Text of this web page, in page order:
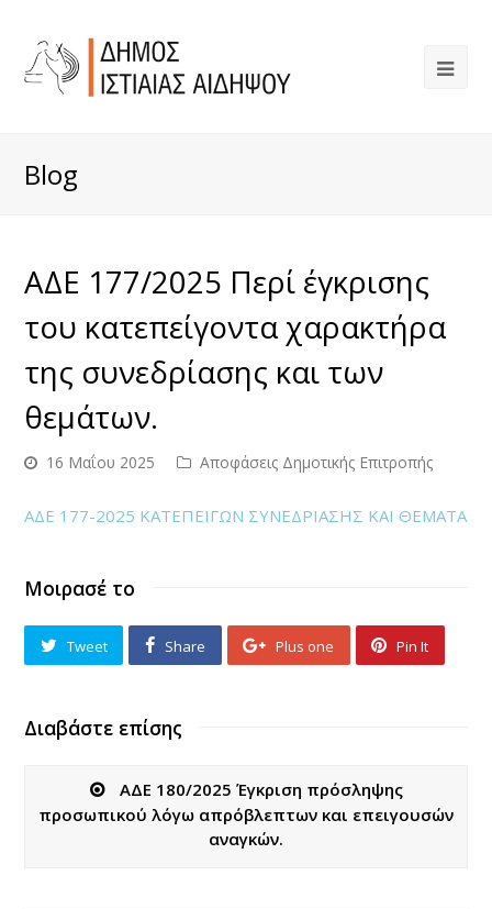
Blog
ΑΔΕ 177/2025 Περί έγκρισης
του κατεπείγοντα χαρακτήρα
της συνεδρίασης και των
θεμάτων.
16 Μαΐου 2025 Αποφάσεις Δημοτικής Επιτροπής
ΑΔΕ 177-2025 ΚΑΤΕΠΕΙΓΩΝ ΣΥΝΕΔΡΙΑΣΗΣ ΚΑΙ ΘΕΜΑΤΑ
Μοιρασέ το
Tweet Share Plus one Pin It
Διαβάστε επίσης
ΑΔΕ 180/2025 Έγκριση πρόσληψης
προσωπικού λόγω απρόβλεπτων και επειγουσών
αναγκών.